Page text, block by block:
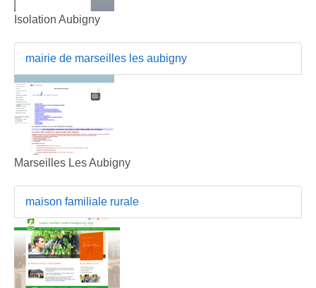
Isolation Aubigny
mairie de marseilles les aubigny
Marseilles Les Aubigny
maison familiale rurale